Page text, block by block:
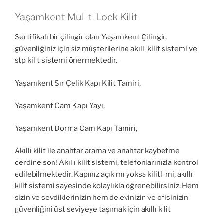
Yaşamkent Mul-t-Lock Kilit
Sertifikalı bir çilingir olan Yaşamkent Çilingir,
güvenliğiniz için siz müşterilerine akıllı kilit sistemi ve
stp kilit sistemi önermektedir.
Yaşamkent Sır Çelik Kapı Kilit Tamiri,
Yaşamkent Cam Kapı Yayı,
Yaşamkent Dorma Cam Kapı Tamiri,
Akıllı kilit ile anahtar arama ve anahtar kaybetme
derdine son! Akıllı kilit sistemi, telefonlarınızla kontrol
edilebilmektedir. Kapınız açık mı yoksa kilitli mi, akıllı
kilit sistemi sayesinde kolaylıkla öğrenebilirsiniz. Hem
sizin ve sevdiklerinizin hem de evinizin ve ofisinizin
güvenliğini üst seviyeye taşımak için akıllı kilit